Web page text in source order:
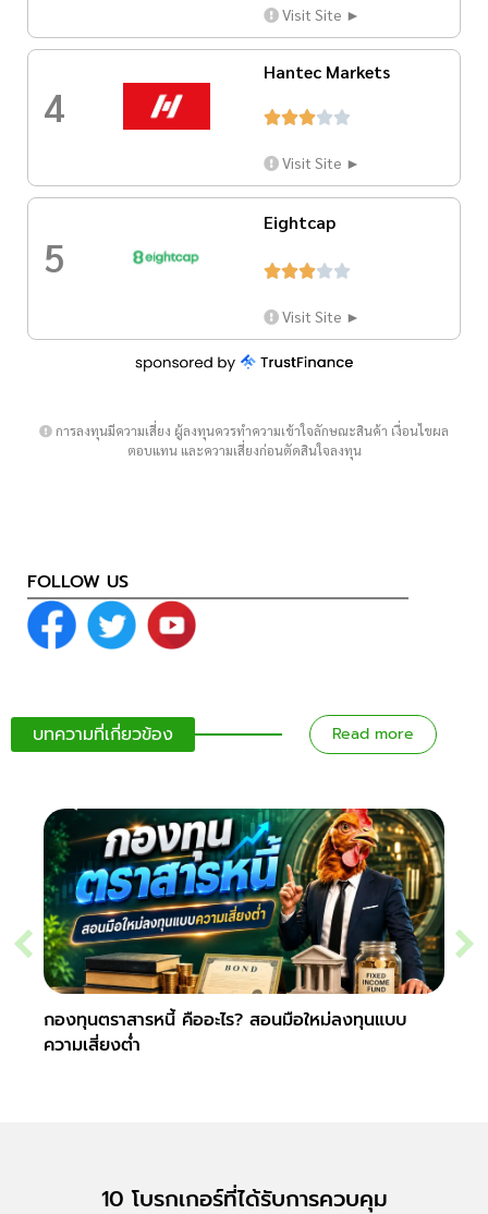
Visit Site ►
4
Hantec Markets

Visit Site ►
5
Eightcap

Visit Site ►
การลงทุนมีความเสี่ยง ผู้ลงทุนควรทำความเข้าใจลักษณะสินค้า เงื่อนไขผล
ตอบแทน และความเสี่ยงก่อนตัดสินใจลงทุน
FOLLOW US
บทความที่เกี่ยวข้อง Read more
กองทุนตราสารหนี้ คืออะไร? สอนมือใหม่ลงทุนแบบ
ความเสี่ยงต่ำ
10 โบรกเกอร์ที่ได้รับการควบคุม